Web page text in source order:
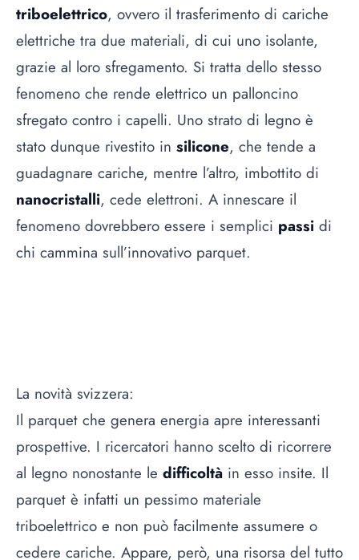
triboelettrico, ovvero il trasferimento di cariche
elettriche tra due materiali, di cui uno isolante,
grazie al loro sfregamento. Si tratta dello stesso
fenomeno che rende elettrico un palloncino
sfregato contro i capelli. Uno strato di legno è
stato dunque rivestito in silicone, che tende a
guadagnare cariche, mentre l’altro, imbottito di
nanocristalli, cede elettroni. A innescare il
fenomeno dovrebbero essere i semplici passi di
chi cammina sull’innovativo parquet.
La novità svizzera:
Il parquet che genera energia apre interessanti
prospettive. I ricercatori hanno scelto di ricorrere
al legno nonostante le difficoltà in esso insite. Il
parquet è infatti un pessimo materiale
triboelettrico e non può facilmente assumere o
cedere cariche. Appare, però, una risorsa del tutto